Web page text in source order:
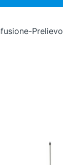
Prelievo